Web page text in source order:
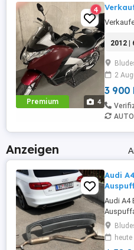
Premium 4
4
2012 |
2
3 900
Anzeigen
Audi
Audi A4